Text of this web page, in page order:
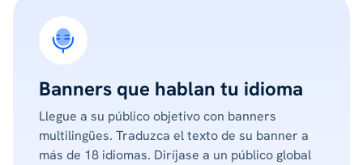
Banners que hablan tu idioma
Llegue a su público objetivo con banners
multilingües. Traduzca el texto de su banner a
más de 18 idiomas. Diríjase a un público global